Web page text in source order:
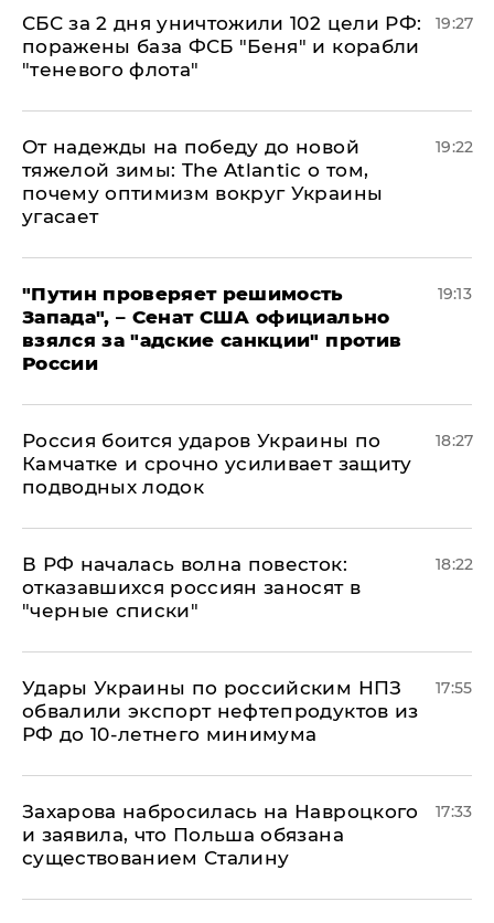
СБС за 2 дня уничтожили 102 цели РФ:
поражены база ФСБ "Беня" и корабли
"теневого флота"
19:27
От надежды на победу до новой
тяжелой зимы: The Atlantic о том,
почему оптимизм вокруг Украины
угасает
19:22
"Путин проверяет решимость
Запада", – Сенат США официально
взялся за "адские санкции" против
России
19:13
Россия боится ударов Украины по
Камчатке и срочно усиливает защиту
подводных лодок
18:27
​В РФ началась волна повесток:
отказавшихся россиян заносят в
"черные списки"
18:22
Удары Украины по российским НПЗ
обвалили экспорт нефтепродуктов из
РФ до 10-летнего минимума
17:55
​Захарова набросилась на Навроцкого
и заявила, что Польша обязана
существованием Сталину
17:33